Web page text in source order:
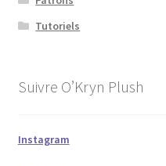
Tutoriels
Suivre O’Kryn Plush
Instagram